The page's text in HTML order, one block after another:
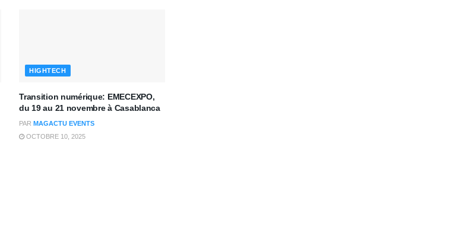
HIGHTECH
Transition numérique: EMECEXPO,
du 19 au 21 novembre à Casablanca
PAR MAGACTU EVENTS
OCTOBRE 10, 2025